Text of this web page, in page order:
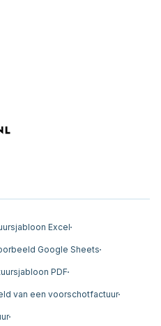
Excel
Google Sheets
PDF
van een voorschotfactuur